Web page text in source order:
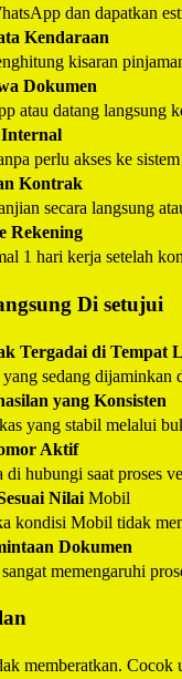
dan dapatkan
Kendaraan
kisaran
Dokumen
atau datang langsung
perlu akses ke
Kontrak
secara langsung
Rekening
1 hari kerja setelah
Di setujui
Tergadai di Tempat
sedang dijaminkan
yang Konsisten
yang stabil melalui
Aktif
hubungi saat proses
Nilai Mobil
kondisi Mobil tidak
Dokumen
memengaruhi
memberatkan.